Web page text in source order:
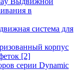
в
система для
корпус
[2]
серии Dynamic